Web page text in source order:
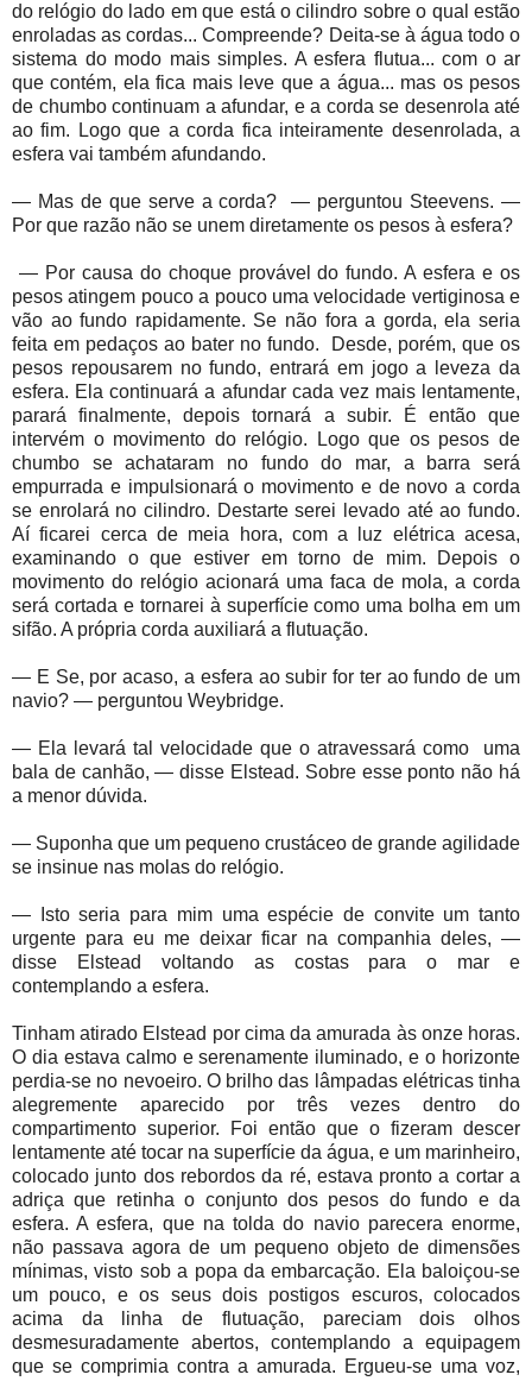
do relógio do lado em que está o cilindro sobre o qual estão
enroladas as cordas... Compreende? Deita-se à água todo o
sistema do modo mais simples. A esfera flutua... com o ar
que contém, ela fica mais leve que a água... mas os pesos
de chumbo continuam a afundar, e a corda se desenrola até
ao fim. Logo que a corda fica inteiramente desenrolada, a
esfera vai também afundando.
— Mas de que serve a corda?
— perguntou Steevens. —
Por que razão não se unem diretamente os pesos à esfera?
— Por causa do choque provável do fundo. A esfera e os
pesos atingem pouco a pouco uma velocidade vertiginosa e
vão ao fundo rapidamente. Se não fora a gorda, ela seria
feita em pedaços ao bater no fundo.
Desde, porém, que os
pesos repousarem no fundo, entrará em jogo a leveza da
esfera. Ela continuará a afundar cada vez mais lentamente,
parará finalmente, depois tornará a subir. É então que
intervém o movimento do relógio. Logo que os pesos de
chumbo se achataram no fundo do mar, a barra será
empurrada e impulsionará o movimento e de novo a corda
se enrolará no cilindro. Destarte serei levado até ao fundo.
Aí ficarei cerca de meia hora, com a luz elétrica acesa,
examinando o que estiver em torno de mim. Depois o
movimento do relógio acionará uma faca de mola, a corda
será cortada e tornarei à superfície como uma bolha em um
sifão. A própria corda auxiliará a flutuação.
— E Se, por acaso, a esfera ao subir for ter ao fundo de um
navio? — perguntou Weybridge.
— Ela levará tal velocidade que o atravessará como
uma
bala de canhão, — disse Elstead. Sobre esse ponto não há
a menor dúvida.
— Suponha que um pequeno crustáceo de grande agilidade
se insinue nas molas do relógio.
— Isto seria para mim uma espécie de convite um tanto
urgente para eu me deixar ficar na companhia deles, —
disse Elstead voltando as costas para o mar e
contemplando a esfera.
Tinham atirado Elstead por cima da amurada às onze horas.
O dia estava calmo e serenamente iluminado, e o horizonte
perdia-se no nevoeiro. O brilho das lâmpadas elétricas tinha
alegremente aparecido por três vezes dentro do
compartimento superior. Foi então que o fizeram descer
lentamente até tocar na superfície da água, e um marinheiro,
colocado junto dos rebordos da ré, estava pronto a cortar a
adriça que retinha o conjunto dos pesos do fundo e da
esfera. A esfera, que na tolda do navio parecera enorme,
não passava agora de um pequeno objeto de dimensões
mínimas, visto sob a popa da embarcação. Ela baloiçou-se
um pouco, e os seus dois postigos escuros, colocados
acima da linha de flutuação, pareciam dois olhos
desmesuradamente abertos, contemplando a equipagem
que se comprimia contra a amurada. Ergueu-se uma voz,